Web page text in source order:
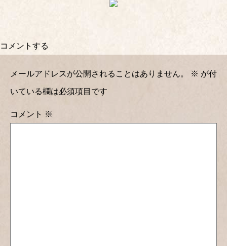
コメントする
メールアドレスが公開されることはありません。 ※ が付
いている欄は必須項目です
コメント ※